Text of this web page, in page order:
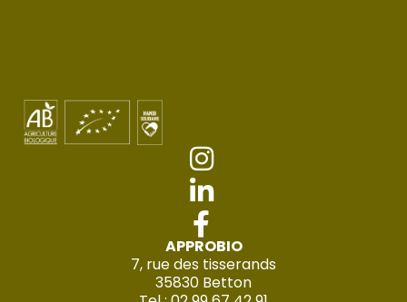
APPROBIO
7, rue des tisserands
35830 Betton